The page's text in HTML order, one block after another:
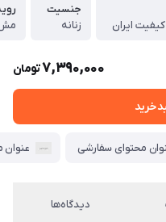
ایران
جنسیت
زنانه
مش
7,390,000تومان
محتوای سفارشی عنوان
دیدگاه‌ها